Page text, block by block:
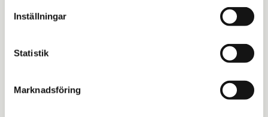
Inställningar
Statistik
Marknadsföring